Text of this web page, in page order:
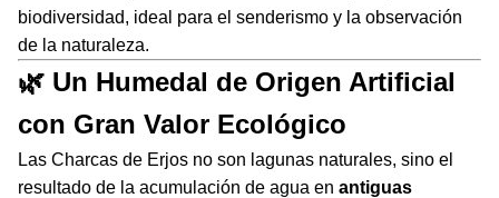
biodiversidad, ideal para el senderismo y la observación
de la naturaleza.
🌿 Un Humedal de Origen Artificial
con Gran Valor Ecológico
Las Charcas de Erjos no son lagunas naturales, sino el
resultado de la acumulación de agua en antiguas